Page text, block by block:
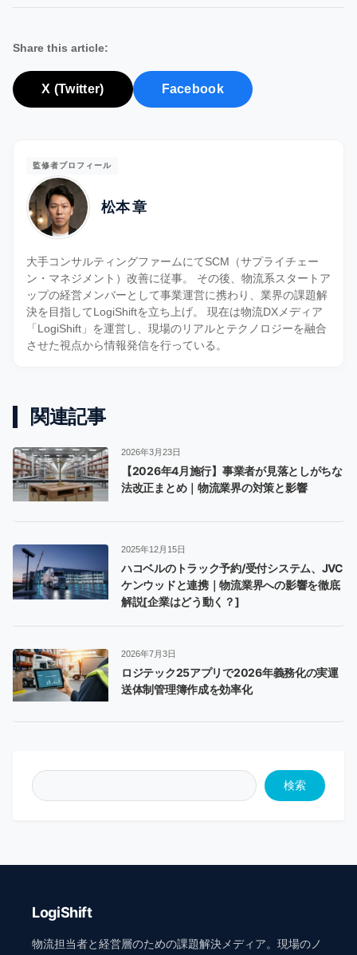
Share this article:
X (Twitter) Facebook
監修者プロフィール
松本 章
大手コンサルティングファームにてSCM（サプライチェー
ン・マネジメント）改善に従事。 その後、物流系スタートア
ップの経営メンバーとして事業運営に携わり、業界の課題解
決を目指してLogiShiftを立ち上げ。 現在は物流DXメディア
「LogiShift」を運営し、現場のリアルとテクノロジーを融合
させた視点から情報発信を行っている。
関連記事
2026年3月23日
【2026年4月施行】事業者が見落としがちな
法改正まとめ｜物流業界の対策と影響
2025年12月15日
ハコベルのトラック予約/受付システム、JVC
ケンウッドと連携｜物流業界への影響を徹底
解説[企業はどう動く？]
2026年7月3日
ロジテック25アプリで2026年義務化の実運
送体制管理簿作成を効率化
検索
LogiShift
物流担当者と経営層のための課題解決メディア。現場のノ